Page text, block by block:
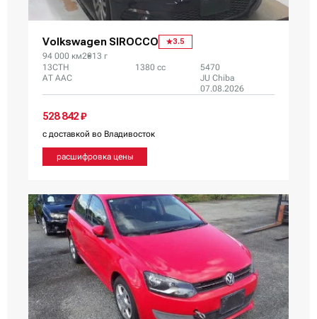
Volkswagen SIROCCO 3.5
94 000 км2013 г
13CTH
AT AAC
1380 сс
5470
JU Chiba
07.08.2026
528 842 ₽
с доставкой во Владивосток
расшифровка цены